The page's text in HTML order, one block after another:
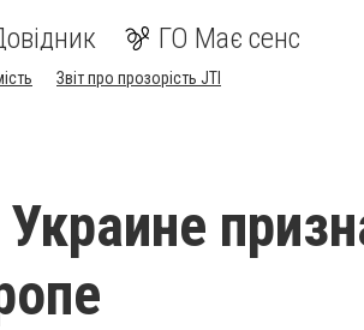
ГО Має сенс
Звіт про прозорість JTI